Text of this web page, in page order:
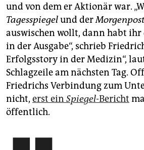
und von dem er Aktionär war.
Tagesspiegelund der
auswischen wollt, dann habt
in der Ausgabe“, schrieb
Erfolgsstory in der Medizin“,
Schlagzeile am nächsten Tag.
Friedrichs Verbindung zum
nicht, erst ein Spiegel-Bericht
öffentlich.